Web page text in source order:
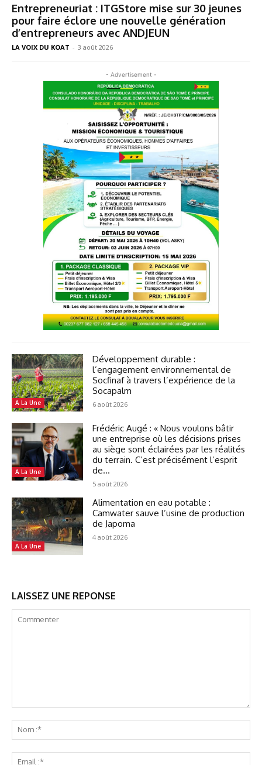
Entrepreneuriat : ITGStore mise sur 30 jeunes
pour faire éclore une nouvelle génération
d’entrepreneurs avec ANDJEUN
LA VOIX DU KOAT - 3 août 2026
- Advertisement -
A La Une
Développement durable :
l’engagement environnemental de
Socfinaf à travers l’expérience de la
Socapalm
6 août 2026
A La Une
Frédéric Augé : « Nous voulons bâtir
une entreprise où les décisions prises
au siège sont éclairées par les réalités
du terrain. C’est précisément l’esprit
de...
5 août 2026
A La Une
Alimentation en eau potable :
Camwater sauve l’usine de production
de Japoma
4 août 2026
LAISSEZ UNE REPONSE
:*